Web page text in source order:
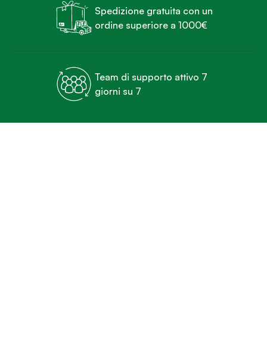
Spedizione gratuita con un
ordine superiore a 1000€
Team di supporto attivo 7
giorni su 7